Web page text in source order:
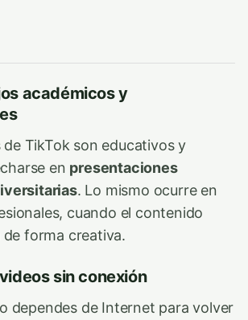
académicos y
TikTok son educativos y
en presentaciones
. Lo mismo ocurre en
cuando el contenido
de forma creativa.
sin conexión
dependes de Internet para volver